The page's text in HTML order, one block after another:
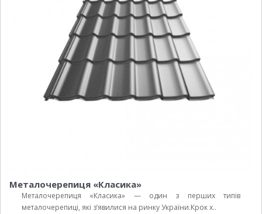
Металочерепиця «Класика»
Металочерепиця «Класика» — один з перших типів
металочерепиці, які з’явилися на ринку України.Крок х..